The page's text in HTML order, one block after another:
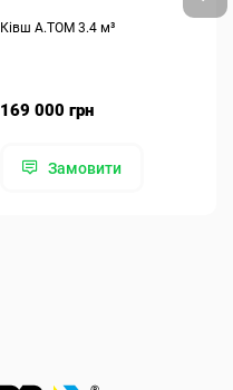
Ківш A.TOM 3.4 м³
169 000 грн
Замовити